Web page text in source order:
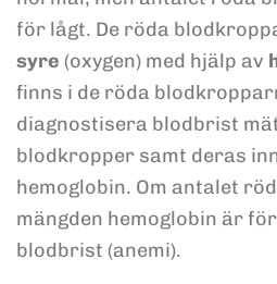
för lågt. De röda
syre (oxygen) med hjälp av
finns i de röda
diagnostisera blodbrist
blodkropper samt deras
hemoglobin. Om antalet
mängden hemoglobin är
blodbrist (anemi).